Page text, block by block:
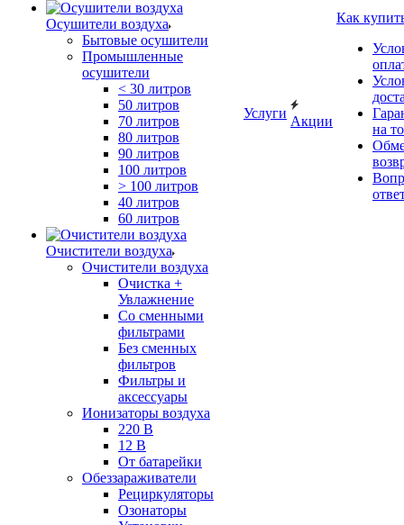
Осушители воздуха
Бытовые осушители
Промышленные
осушители
< 30 литров
50 литров
70 литров
80 литров
90 литров
100 литров
> 100 литров
40 литров
60 литров
Очистители воздуха
Очистители воздуха
Очистка +
Увлажнение
Cо сменными
фильтрами
Без сменных
фильтров
Фильтры и
аксессуары
Ионизаторы воздуха
220 В
12 В
От батарейки
Обеззараживатели
Рециркуляторы
Озонаторы
Услуги
Акции
Как
на